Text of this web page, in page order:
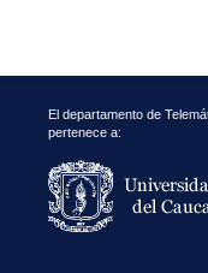
El departamento de
pertenece a: